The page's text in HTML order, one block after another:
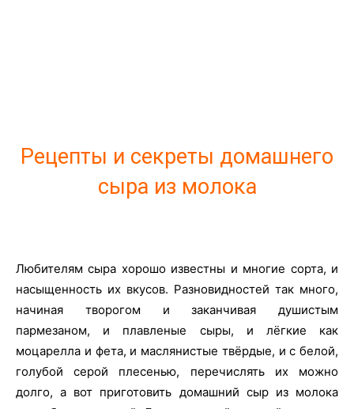
Рецепты и секреты домашнего
сыра из молока
Любителям сыра хорошо известны и многие сорта, и
насыщенность их вкусов. Разновидностей так много,
начиная творогом и заканчивая душистым
пармезаном, и плавленые сыры, и лёгкие как
моцарелла и фета, и маслянистые твёрдые, и с белой,
голубой серой плесенью, перечислять их можно
долго, а вот приготовить домашний сыр из молока